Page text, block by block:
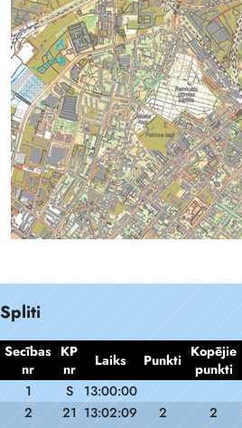
Spliti
Secības
nr
KP
nr
Laiks Punkti Kopējie
punkti
1
S
13:00:00
2
21 13:02:09 2 2